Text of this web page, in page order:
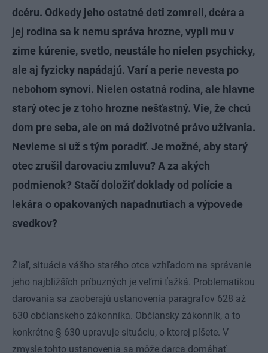
dcéru. Odkedy jeho ostatné deti zomreli, dcéra a
jej rodina sa k nemu správa hrozne, vypli mu v
zime kúrenie, svetlo, neustále ho nielen psychicky,
ale aj fyzicky napádajú. Varí a perie nevesta po
nebohom synovi. Nielen ostatná rodina, ale hlavne
starý otec je z toho hrozne nešťastný. Vie, že chcú
dom pre seba, ale on má doživotné právo užívania.
Nevieme si už s tým poradiť. Je možné, aby starý
otec zrušil darovaciu zmluvu? A za akých
podmienok? Stačí doložiť doklady od polície a
lekára o opakovaných napadnutiach a výpovede
svedkov?
Žiaľ, situácia vášho starého otca vzhľadom na správanie
jeho najbližších príbuzných je veľmi ťažká. Problematikou
darovania sa zaoberajú ustanovenia paragrafov 628 až
630 občianskeho zákonníka. Občiansky zákonník, a to
konkrétne § 630 upravuje situáciu, o ktorej píšete. V
zmysle tohto ustanovenia sa môže darca domáhať